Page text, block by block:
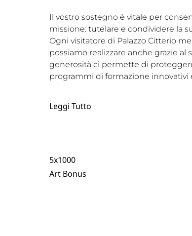
Il vostro sostegno è vitale per
missione: tutelare e condividere la
Ogni visitatore di Palazzo Citterio
possiamo realizzare anche grazie al
generosità ci permette di
programmi di formazione innovativi
Leggi Tutto
5x1000
Art Bonus